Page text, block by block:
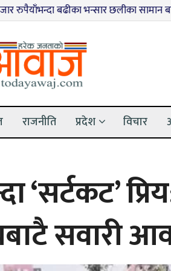
भन्सार छलीका सामान बरामद २ सात
राजनीति प्रदेश विचार
‘सर्टकट’
सवारी